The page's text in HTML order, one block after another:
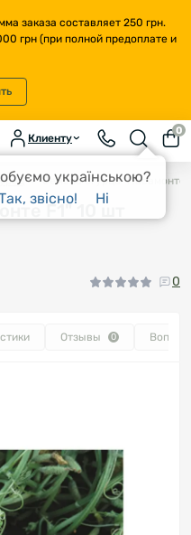
заказа составляет 250 грн.
грн (при полной предоплате и
Клиенту
0
Семена огурца "Пасамонте
F1" 10 шт
0
Отзывы 0
українською?
звісно!
Ні